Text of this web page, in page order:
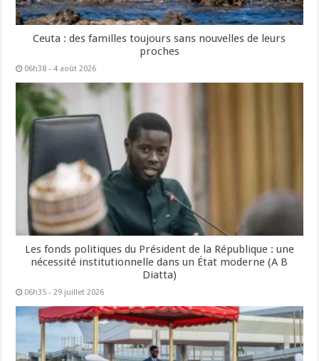
Ceuta : des familles toujours sans nouvelles de leurs
proches
06h38 - 4 août 2026
Les fonds politiques du Président de la République : une
nécessité institutionnelle dans un État moderne (A B
Diatta)
06h35 - 29 juillet 2026